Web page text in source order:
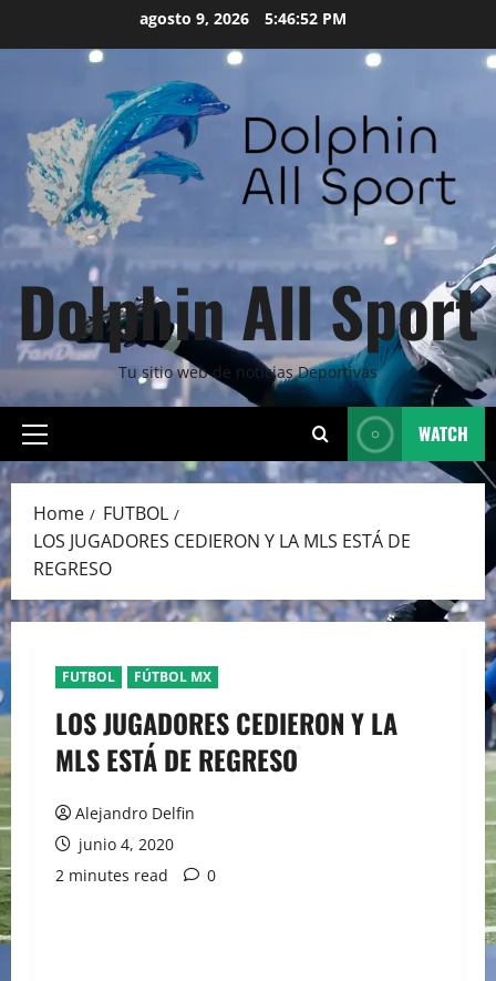
agosto 9, 2026 5:46:54 PM
Dolphin All Sport
Tu sitio web de noticias Deportivas
Primary
Menu
WATCH
Home
FUTBOL
LOS JUGADORES CEDIERON Y LA MLS ESTÁ DE
REGRESO
FUTBOL FÚTBOL MX
LOS JUGADORES CEDIERON Y LA
MLS ESTÁ DE REGRESO
Alejandro Delfin
junio 4, 2020
2 minutes read
0